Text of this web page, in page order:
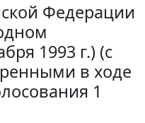
Федерации
1993 г.) (с
в ходе
1